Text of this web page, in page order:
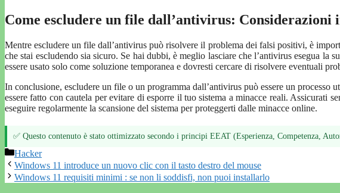
Come escludere un file dall’antivirus: Considerazioni
Mentre escludere un file dall’antivirus può risolvere il problema dei falsi positivi, è
che stai escludendo sia sicuro. Se hai dubbi, è meglio lasciare che l’antivirus esegua la
essere usato solo come soluzione temporanea e dovresti cercare di risolvere eventuali
In conclusione, escludere un file o un programma dall’antivirus può essere un
essere fatto con cautela per evitare di esporre il tuo sistema a minacce reali. Assicurati
eseguire regolarmente la scansione del sistema per proteggerti dalle minacce online.
✅ Questo contenuto è stato ottimizzato secondo i principi EEAT (Esperienza, Competenza,
Categorie
Hacker
Windows 11 introduce un nuovo clic con il tasto destro del mouse
Windows 11 requisiti minimi : se non li soddisfi, non puoi installarlo